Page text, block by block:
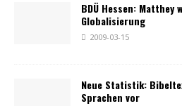
BDÜ Hessen: Matthey
Globalisierung
2009-03-15
Neue Statistik:
Sprachen vor